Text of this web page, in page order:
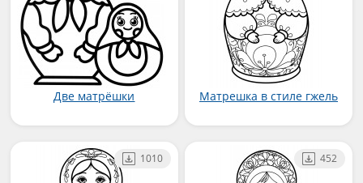
Две матрёшки Матрешка в стиле гжель
1010 452